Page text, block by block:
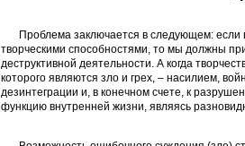
Проблема заключается в следующем: если
творческими способностями, то мы должны
деструктивной деятельности. А когда
которого являются зло и грех, – насилием,
дезинтеграции и, в конечном счете, к
функцию внутренней жизни, являясь